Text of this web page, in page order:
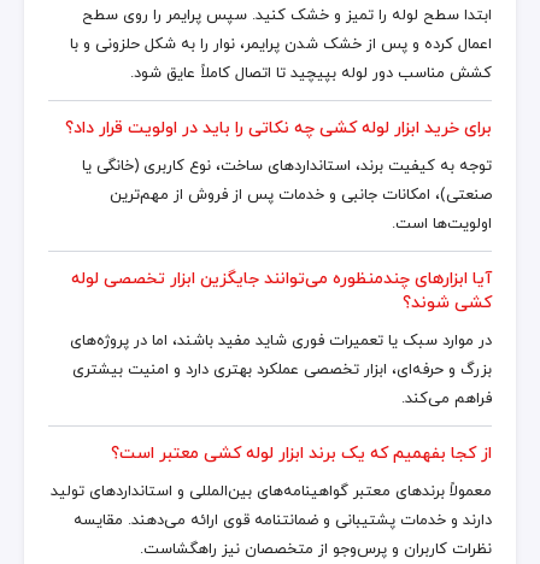
ابتدا سطح لوله را تمیز و خشک کنید. سپس پرایمر را روی سطح
اعمال کرده و پس از خشک شدن پرایمر، نوار را به شکل حلزونی و با
کشش مناسب دور لوله بپیچید تا اتصال کاملاً عایق شود.
برای خرید ابزار لوله کشی چه نکاتی را باید در اولویت قرار داد؟
توجه به کیفیت برند، استانداردهای ساخت، نوع کاربری (خانگی یا
صنعتی)، امکانات جانبی و خدمات پس از فروش از مهم‌ترین
اولویت‌ها است.
آیا ابزارهای چندمنظوره می‌توانند جایگزین ابزار تخصصی لوله
کشی شوند؟
در موارد سبک یا تعمیرات فوری شاید مفید باشند، اما در پروژه‌های
بزرگ و حرفه‌ای، ابزار تخصصی عملکرد بهتری دارد و امنیت بیشتری
فراهم می‌کند.
از کجا بفهمیم که یک برند ابزار لوله کشی معتبر است؟
معمولاً برندهای معتبر گواهینامه‌های بین‌المللی و استانداردهای تولید
دارند و خدمات پشتیبانی و ضمانتنامه قوی ارائه می‌دهند. مقایسه
نظرات کاربران و پرس‌وجو از متخصصان نیز راهگشاست.